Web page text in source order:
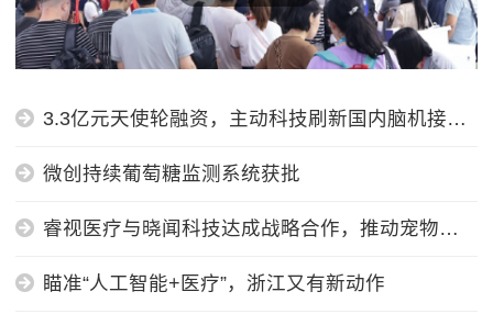
3.3亿元天使轮融资，主动科技刷新国内脑机接口
微创持续葡萄糖监测系统获批
睿视医疗与晓闻科技达成战略合作，推动宠物专
瞄准“人工智能+医疗”，浙江又有新动作